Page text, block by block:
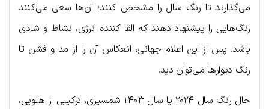
می‌گذارند تا رنگ سال را مشخص کنند؛ آن‌ها سعی می‌کنند
رنگ‌هایی را پیشنهاد دهند که القا کننده انرژی، نشاط و شادی
باشد. پس از این اعلام جهانی، انعکاس آن را از مد و فشن تا
رنگ دیوارها می‌توان دید.
حال رنگ سال ۲۰۲۴ یا سال ۱۴۰۳ شمسیري، ترکیبی از هلویی،